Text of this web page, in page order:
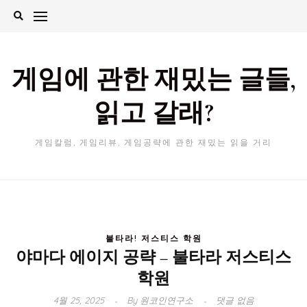
Skip
게임에 관한 재밌는 글들,
읽고 갈래?
게임칼럼, 게임리뷰, 게임공략에 관한 재밌는 읽을 거리
불타라! 저스티스 학원
야마다 에이지 공략 – 불타라 저스티스
학원
4월 25, 2025 By원코인연구소 댓글 없음